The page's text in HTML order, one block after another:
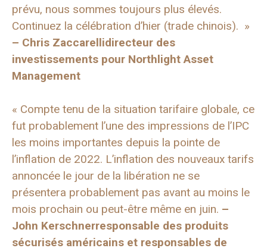
prévu, nous sommes toujours plus élevés.
Continuez la célébration d’hier (trade chinois). »
– Chris Zaccarellidirecteur des
investissements pour Northlight Asset
Management
« Compte tenu de la situation tarifaire globale, ce
fut probablement l’une des impressions de l’IPC
les moins importantes depuis la pointe de
l’inflation de 2022. L’inflation des nouveaux tarifs
annoncée le jour de la libération ne se
présentera probablement pas avant au moins le
mois prochain ou peut-être même en juin. –
John Kerschnerresponsable des produits
sécurisés américains et responsables de